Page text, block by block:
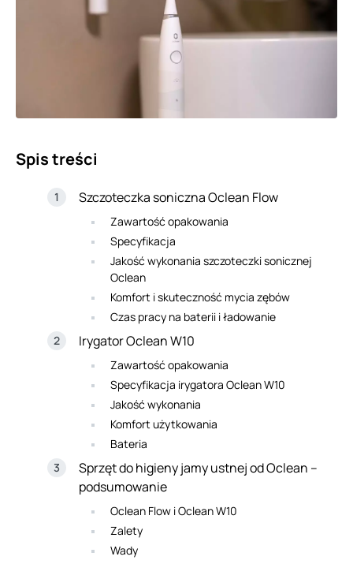
Spis treści
Szczoteczka soniczna Oclean Flow
Zawartość opakowania
Specyfikacja
Jakość wykonania szczoteczki sonicznej
Oclean
Komfort i skuteczność mycia zębów
Czas pracy na baterii i ładowanie
Irygator Oclean W10
Zawartość opakowania
Specyfikacja irygatora Oclean W10
Jakość wykonania
Komfort użytkowania
Bateria
Sprzęt do higieny jamy ustnej od Oclean –
podsumowanie
Oclean Flow i Oclean W10
Zalety
Wady